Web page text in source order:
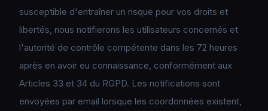
susceptible d'entraîner un risque pour vos droits et
libertés, nous notifierons les utilisateurs concernés et
l'autorité de contrôle compétente dans les 72 heures
après en avoir eu connaissance, conformément aux
Articles 33 et 34 du RGPD. Les notifications sont
envoyées par email lorsque les coordonnées existent,